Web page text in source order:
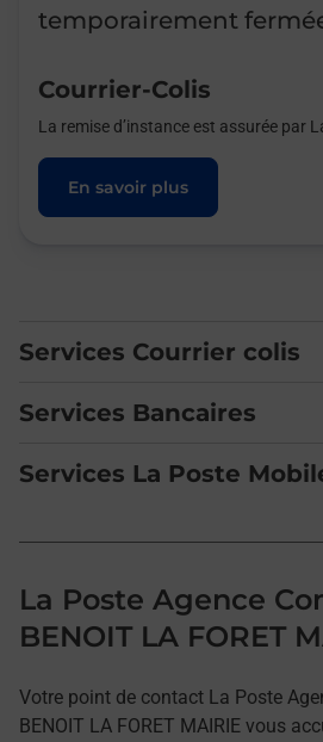
temporairement
Courrier-Colis
La remise d’instance est assurée par
En savoir plus
Services Courrier colis
Services Bancaires
Services La Poste
La Poste Agence
BENOIT LA FORET
Votre point de contact La Poste
BENOIT LA FORET MAIRIE vous